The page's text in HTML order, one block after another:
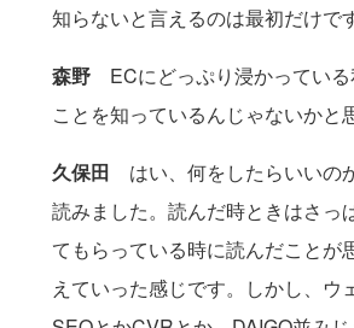
知らないと言えるのは最初だけで
森野 ECにどっぷり浸かってい
ことを知っているんじゃないかと
久保田 はい、何をしたらいいの
読みました。読んだ時ときはさっ
てもらっている時に読んだことが
えていった感じです。しかし、